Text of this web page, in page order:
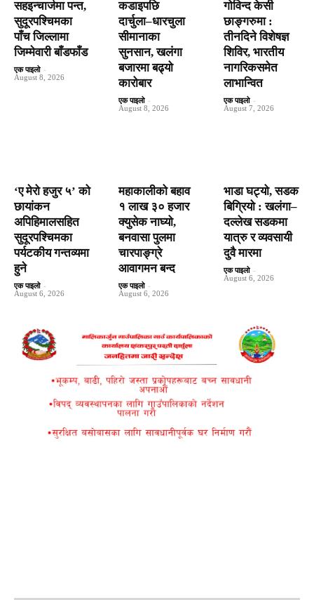
सहइन्चार्जमा पन्त,
सुदूरपश्चिमका
पाँच जिल्लामा
जिम्मेवारी बाँडफाँड
एक पाइलो -
August 8, 2026
कडाइपछि
दार्चुला–धारचुला
सीमानाका
सुनसान, खलंगा
बजारमा बढ्यो
कारोबार
एक पाइलो -
August 8, 2026
गोविन्द केसी
छाङ्गरुमा :
तीनदिने विशेषज्ञ
शिविर, भारतीय
नागरिकसमेत
लाभान्वित
एक पाइलो -
August 7, 2026
‘ए मेरो हजुर ५’ को
छायांकन
अपिहिमालसहित
सुदूरपश्चिमका
पर्यटकीय गन्तव्यमा
हुने
एक पाइलो -
August 6, 2026
महाकालीको बहाव
१ लाख ३० हजार
क्युसेक नाघ्यो,
बनवासा पुलमा
चारपाङ्ग्रे
आवागमन बन्द
एक पाइलो -
August 6, 2026
भाडा घट्यो, सडक
बिग्रियो : खलंगा–
दल्लेख सडकमा
यात्रु र व्यवसायी
दुवै मारमा
एक पाइलो -
August 6, 2026